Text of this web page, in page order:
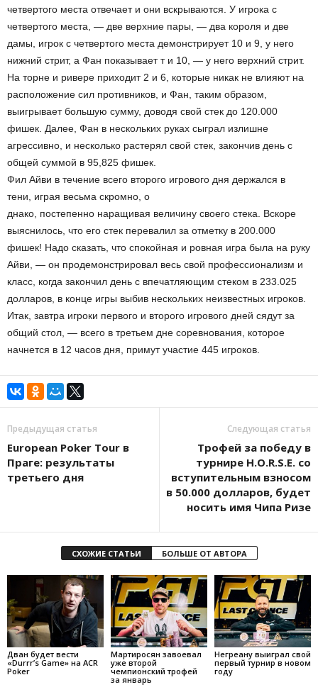
четвертого места отвечает и они вскрываются. У игрока с
четвертого места, — две верхние пары, — два короля и две
дамы, игрок с четвертого места демонстрирует 10 и 9, у него
нижний стрит, а Фан показывает т и 10, — у него верхний стрит.
На торне и ривере приходит 2 и 6, которые никак не влияют на
расположение сил противников, и Фан, таким образом,
выигрывает большую сумму, доводя свой стек до 120.000
фишек. Далее, Фан в нескольких руках сыграл излишне
агрессивно, и несколько растерял свой стек, закончив день с
общей суммой в 95,825 фишек.
Фил Айви в течение всего второго игрового дня держался в
тени, играя весьма скромно, о
днако, постепенно наращивая величину своего стека. Вскоре
выяснилось, что его стек перевалил за отметку в 200.000
фишек! Надо сказать, что спокойная и ровная игра была на руку
Айви, — он продемонстрировал весь свой профессионализм и
класс, когда закончил день с впечатляющим стеком в 233.025
долларов, в конце игры выбив нескольких неизвестных игроков.
Итак, завтра игроки первого и второго игрового дней сядут за
общий стол, — всего в третьем дне соревнования, которое
начнется в 12 часов дня, примут участие 445 игроков.
Предыдущая статья
European Poker Tour в
Праге: результаты
третьего дня
Следующая статья
Трофей за победу в
турнире H.O.R.S.E. со
вступительным взносом
в 50.000 долларов, будет
носить имя Чипа Ризе
СХОЖИЕ СТАТЬИ БОЛЬШЕ ОТ АВТОРА
Дван будет вести
«Durrr’s Game» на ACR
Poker
Мартиросян завоевал
уже второй
чемпионский трофей
за январь
Негреану выиграл свой
первый турнир в новом
году